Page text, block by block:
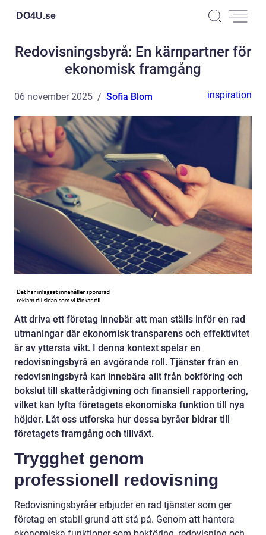
DO4U.se
Redovisningsbyrå: En kärnpartner för
ekonomisk framgång
06 november 2025 Sofia Blom inspiration
Att driva ett företag innebär att man ställs inför en rad
utmaningar där ekonomisk transparens och effektivitet
är av yttersta vikt. I denna kontext spelar en
redovisningsbyrå en avgörande roll. Tjänster från en
redovisningsbyrå kan innebära allt från bokföring och
bokslut till skatterådgivning och finansiell rapportering,
vilket kan lyfta företagets ekonomiska funktion till nya
höjder. Låt oss utforska hur dessa byråer bidrar till
företagets framgång och tillväxt.
Trygghet genom
professionell redovisning
Redovisningsbyråer erbjuder en rad tjänster som ger
företag en stabil grund att stå på. Genom att hantera